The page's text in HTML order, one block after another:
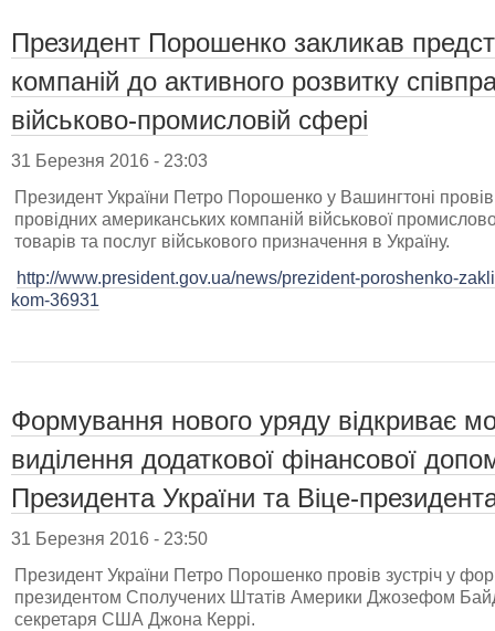
Президент Порошенко закликав
компаній до активного розвитку
військово-промисловій сфері
31 Березня 2016 - 23:03
Президент України Петро Порошенко у Вашингтоні провів
провідних американських компаній військової
товарів та послуг військового призначення в Україну.
http://www.president.gov.ua/news/prezident-poroshenko-
kom-36931
Формування нового уряду відкриває
виділення додаткової фінансової
Президента України та Віце-
31 Березня 2016 - 23:50
Президент України Петро Порошенко провів зустріч у
президентом Сполучених Штатів Америки Джозефом
секретаря США Джона Керрі.